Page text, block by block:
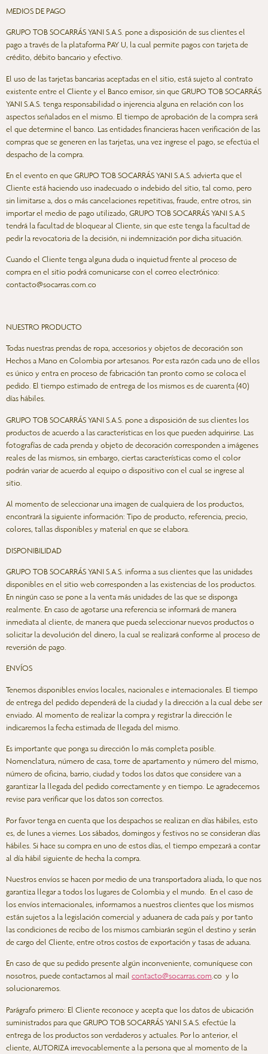
MEDIOS DE PAGO
GRUPO TOB SOCARRÁS YANI S.A.S. pone a disposición de sus clientes el
pago a través de la plataforma PAY U, la cual permite pagos con tarjeta de
crédito, débito bancario y efectivo.
El uso de las tarjetas bancarias aceptadas en el sitio, está sujeto al contrato
existente entre el Cliente y el Banco emisor, sin que GRUPO TOB SOCARRÁS
YANI S.A.S. tenga responsabilidad o injerencia alguna en relación con los
aspectos señalados en el mismo. El tiempo de aprobación de la compra será
el que determine el banco. Las entidades financieras hacen verificación de las
compras que se generen en las tarjetas, una vez ingrese el pago, se efectúa el
despacho de la compra.
En el evento en que GRUPO TOB SOCARRÁS YANI S.A.S. advierta que el
Cliente está haciendo uso inadecuado o indebido del sitio, tal como, pero
sin limitarse a, dos o más cancelaciones repetitivas, fraude, entre otros, sin
importar el medio de pago utilizado, GRUPO TOB SOCARRÁS YANI S.A.S
tendrá la facultad de bloquear al Cliente, sin que este tenga la facultad de
pedir la revocatoria de la decisión, ni indemnización por dicha situación.
Cuando el Cliente tenga alguna duda o inquietud frente al proceso de
compra en el sitio podrá comunicarse con el correo electrónico:
contacto@socarras.com.co
NUESTRO PRODUCTO
Todas nuestras prendas de ropa, accesorios y objetos de decoración son
Hechos a Mano en Colombia por artesanos. Por esta razón cada uno de ellos
es único y entra en proceso de fabricación tan pronto como se coloca el
pedido. El tiempo estimado de entrega de los mismos es de cuarenta (40)
días hábiles.
GRUPO TOB SOCARRÁS YANI S.A.S. pone a disposición de sus clientes los
productos de acuerdo a las características en los que pueden adquirirse. Las
fotografías de cada prenda y objeto de decoración corresponden a imágenes
reales de las mismos, sin embargo, ciertas características como el color
podrán variar de acuerdo al equipo o dispositivo con el cual se ingrese al
sitio.
Al momento de seleccionar una imagen de cualquiera de los productos,
encontrará la siguiente información: Tipo de producto, referencia, precio,
colores, tallas disponibles y material en que se elabora.
DISPONIBILIDAD
GRUPO TOB SOCARRÁS YANI S.A.S. informa a sus clientes que las unidades
disponibles en el sitio web corresponden a las existencias de los productos.
En ningún caso se pone a la venta más unidades de las que se disponga
realmente. En caso de agotarse una referencia se informará de manera
inmediata al cliente, de manera que pueda seleccionar nuevos productos o
solicitar la devolución del dinero, la cual se realizará conforme al proceso de
reversión de pago.
ENVÍOS
Tenemos disponibles envíos locales, nacionales e internacionales. El tiempo
de entrega del pedido dependerá de la ciudad y la dirección a la cual debe ser
enviado. Al momento de realizar la compra y registrar la dirección le
indicaremos la fecha estimada de llegada del mismo.
Es importante que ponga su dirección lo más completa posible.
Nomenclatura, número de casa, torre de apartamento y número del mismo,
número de oficina, barrio, ciudad y todos los datos que considere van a
garantizar la llegada del pedido correctamente y en tiempo. Le agradecemos
revise para verificar que los datos son correctos.
Por favor tenga en cuenta que los despachos se realizan en días hábiles, esto
es, de lunes a viernes. Los sábados, domingos y festivos no se consideran días
hábiles. Si hace su compra en uno de estos días, el tiempo empezará a contar
al día hábil siguiente de hecha la compra.
Nuestros envíos se hacen por medio de una transportadora aliada, lo que nos
garantiza llegar a todos los lugares de Colombia y el mundo. En el caso de
los envíos internacionales, informamos a nuestros clientes que los mismos
están sujetos a la legislación comercial y aduanera de cada país y por tanto
las condiciones de recibo de los mismos cambiarán según el destino y serán
de cargo del Cliente, entre otros costos de exportación y tasas de aduana.
En caso de que su pedido presente algún inconveniente, comuníquese con
nosotros, puede contactarnos al mail contacto@socarras.com.co y lo
solucionaremos.
Parágrafo primero: El Cliente reconoce y acepta que los datos de ubicación
suministrados para que GRUPO TOB SOCARRÁS YANI S.A.S. efectúe la
entrega de los productos son verdaderos y actuales. Por lo anterior, el
cliente, AUTORIZA irrevocablemente a la persona que al momento de la